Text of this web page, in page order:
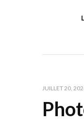
JUILLET 20,